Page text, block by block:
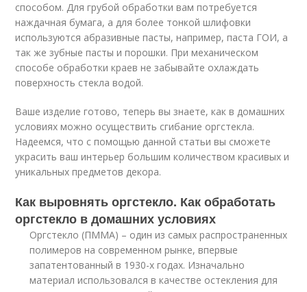
способом. Для грубой обработки вам потребуется
наждачная бумага, а для более тонкой шлифовки
используются абразивные пасты, например, паста ГОИ, а
так же зубные пасты и порошки. При механическом
способе обработки краев не забывайте охлаждать
поверхность стекла водой.
Ваше изделие готово, теперь вы знаете, как в домашних
условиях можно осуществить сгибание оргстекла.
Надеемся, что с помощью данной статьи вы сможете
украсить ваш интерьер большим количеством красивых и
уникальных предметов декора.
Как выровнять оргстекло. Как обработать
оргстекло в домашних условиях
Оргстекло (ПММА) – один из самых распространенных
полимеров на современном рынке, впервые
запатентованный в 1930-х годах. Изначально
материал использовался в качестве остекления для